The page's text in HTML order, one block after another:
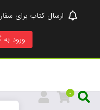
ارسال کتاب برای سفارش بالای 999
ورود به